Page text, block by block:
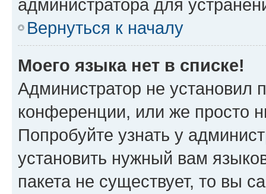
администратора для
Вернуться к началу
Моего языка нет в списке!
Администратор не установил
конференции, или же просто
Попробуйте узнать у
установить нужный вам
пакета не существует, то вы